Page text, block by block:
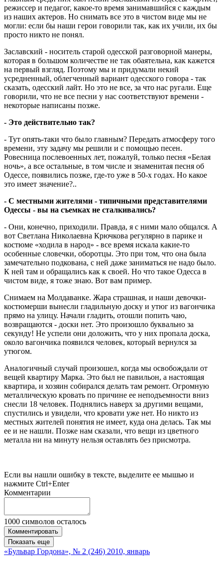
режиссер и педагог, какое-то время занимавшийся с каждым
из наших актеров. Но снимать все это в чистом виде мы не
могли: если бы наши герои говорили так, как их учили, их бы
просто никто не понял.
Заславский - носитель старой одесской разговорной манеры,
которая в большом количестве не так обаятельна, как кажется
на первый взгляд. Поэтому мы и придумали некий
усредненный, облегченный вариант одесского говора - так
сказать, одесский лайт. Но это не все, за что нас ругали. Еще
говорили, что не все песни у нас соответствуют времени -
некоторые написаны позже.
- Это действительно так?
- Тут опять-таки что было главным? Передать атмосферу того
времени, эту задачу мы решили и с помощью песен.
Ровесница послевоенных лет, пожалуй, только песня «Белая
ночь», а все остальные, в том числе и знаменитая песня об
Одессе, появились позже, где-то уже в 50-х годах. Но какое
это имеет значение?..
- С местными жителями - типичными представителями
Одессы - вы на съемках не сталкивались?
- Они, конечно, приходили. Правда, я с ними мало общался. А
вот Светлана Николаевна Крючкова регулярно в парике и
костюме «ходила в народ» - все время искала какие-то
особенные словечки, оборотцы. Это при том, что она была
замечательно подкована, с ней даже заниматься не надо было.
К ней там и обращались как к своей. Но что такое Одесса в
чистом виде, я тоже знаю. Вот вам пример.
Снимаем на Молдаванке. Жара страшная, и наши девочки-
костюмерши вынесли гладильную доску и утюг из вагончика
прямо на улицу. Начали гладить, отошли попить чаю,
возвращаются - доски нет. Это произошло буквально за
секунду! Не успели они доложить, что у них пропала доска,
около вагончика появился человек, который вернулся за
утюгом.
Аналогичный случай произошел, когда мы освобождали от
вещей квартиру Марка. Это был не павильон, а настоящая
квартира, и хозяин собирался делать там ремонт. Огромную
металлическую кровать по причине ее неподъемности вниз
снесли 18 человек. Поднялись наверх за другими вещами,
спустились и увидели, что кровати уже нет. Но никто из
местных жителей понятия не имеет, куда она делась. Так мы
ее и не нашли. Позже нам сказали, что вещи из цветного
металла ни на минуту нельзя оставлять без присмотра.
Если вы нашли ошибку в тексте, выделите ее мышью и
нажмите Ctrl+Enter
Комментарии
1000 символов осталось
Комментировать
Показать еще
«Бульвар Гордона», № 2 (246) 2010, январь